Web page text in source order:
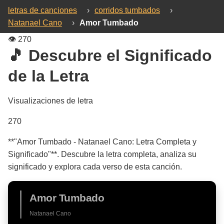
letras de canciones › corridos tumbados
›
Natanael Cano
›
Amor Tumbado
👁️ 270
🎵 Descubre el Significado
de la Letra
Visualizaciones de letra
270
**"Amor Tumbado - Natanael Cano: Letra Completa y
Significado"**. Descubre la letra completa, analiza su
significado y explora cada verso de esta canción.
Amor Tumbado
Natanael Cano